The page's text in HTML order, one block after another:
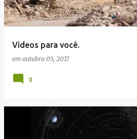
Videos para você.
em outubro 05, 2017
0